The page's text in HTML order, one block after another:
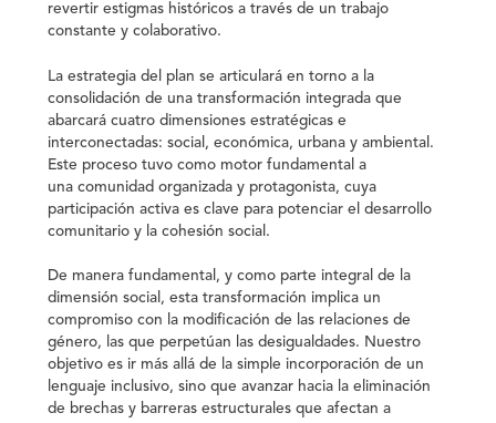
revertir estigmas históricos a través de un trabajo
constante y colaborativo.
La estrategia del plan se articulará en torno a la
consolidación de una transformación integrada que
abarcará cuatro dimensiones estratégicas e
interconectadas: social, económica, urbana y ambiental .
Este proceso tuvo como motor fundamental a
una comunidad organizada y protagonista, cuya
participación activa es clave para potenciar el desarrollo
comunitario y la cohesión social.
De manera fundamental, y como parte integral de la
dimensión social, esta transformación implica un
compromiso con la modificación de las relaciones de
género, las que perpetúan las desigualdades. Nuestro
objetivo es ir más allá de la simple incorporación de un
lenguaje inclusivo, sino que avanzar hacia la eliminación
de brechas y barreras estructurales que afectan a